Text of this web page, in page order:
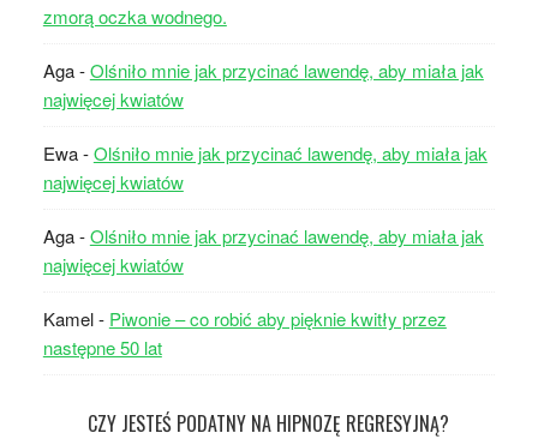
zmorą oczka wodnego.
Aga-Olśniło mnie jak przycinać lawendę, aby miała jak
najwięcej kwiatów
Ewa-Olśniło mnie jak przycinać lawendę, aby miała jak
najwięcej kwiatów
Aga-Olśniło mnie jak przycinać lawendę, aby miała jak
najwięcej kwiatów
Kamel- Piwonie – co robić aby pięknie kwitły przez
następne 50 lat
CZY JESTEŚ PODATNY NA HIPNOZĘ REGRESYJNĄ?